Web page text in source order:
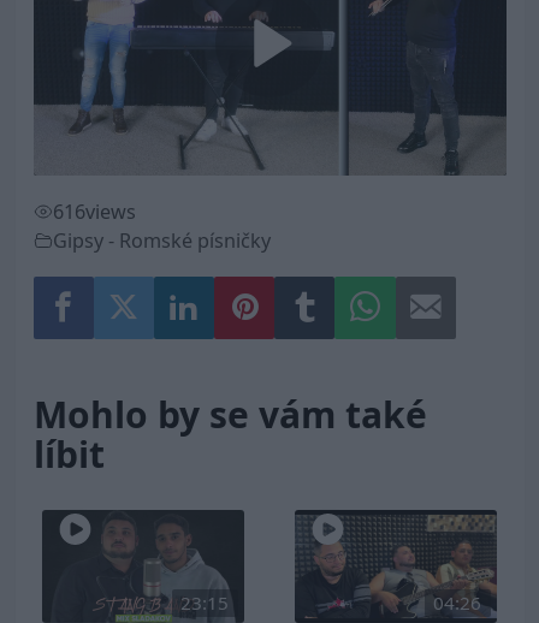
Play
Video
616views
Gipsy - Romské písničky
Mohlo by se vám také
líbit
23:15 04:26